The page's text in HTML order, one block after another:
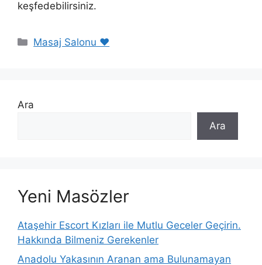
keşfedebilirsiniz.
Kategoriler
Masaj Salonu ❤️
Ara
Ara
Yeni Masözler
Ataşehir Escort Kızları ile Mutlu Geceler Geçirin.
Hakkında Bilmeniz Gerekenler
Anadolu Yakasının Aranan ama Bulunamayan